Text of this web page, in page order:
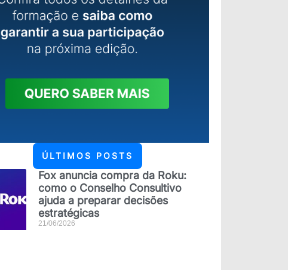
ÚLTIMOS POSTS
Fox anuncia compra da Roku:
como o Conselho Consultivo
ajuda a preparar decisões
estratégicas
21/06/2026